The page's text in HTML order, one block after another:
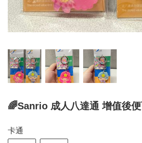
🌈Sanrio 成人八達通 增值後便
卡通